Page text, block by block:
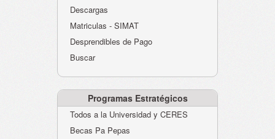
Despacho Secretaría
Evaluación desempeño
Humano-Cesantías
Descargas
Matriculas - SIMAT
Desprendibles de Pago
Buscar
Programas Estratégicos
Todos a la Universidad y CERES
Becas Pa Pepas